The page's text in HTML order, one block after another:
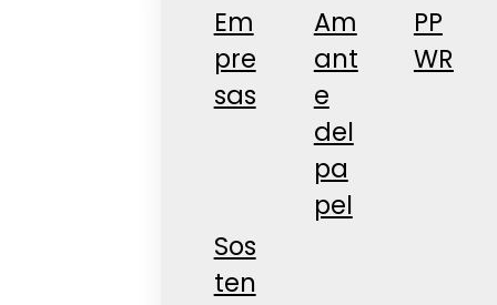
Em
pre
sas
Am
ant
e
del
pa
pel
PP
WR
Sos
ten